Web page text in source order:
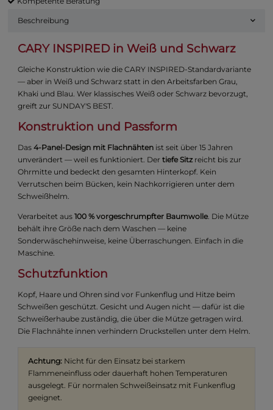
Beschreibung
CARY INSPIRED in Weiß und Schwarz
Gleiche Konstruktion wie die CARY INSPIRED-Standardvariante
— aber in Weiß und Schwarz statt in den Arbeitsfarben Grau,
Khaki und Blau. Wer klassisches Weiß oder Schwarz bevorzugt,
greift zur SUNDAY'S BEST.
Konstruktion und Passform
Das4-Panel-Design mit Flachnähten ist seit über 15 Jahren
unverändert — weil es funktioniert. Dertiefe Sitz reicht bis zur
Ohrmitte und bedeckt den gesamten Hinterkopf. Kein
Verrutschen beim Bücken, kein Nachkorrigieren unter dem
Schweißhelm.
Verarbeitet aus100 % vorgeschrumpfter Baumwolle. Die Mütze
behält ihre Größe nach dem Waschen — keine
Sonderwäschehinweise, keine Überraschungen. Einfach in die
Maschine.
Schutzfunktion
Kopf, Haare und Ohren sind vor Funkenflug und Hitze beim
Schweißen geschützt. Gesicht und Augen nicht — dafür ist die
Schweißerhaube zuständig, die über die Mütze getragen wird.
Die Flachnähte innen verhindern Druckstellen unter dem Helm.
Achtung: Nicht für den Einsatz bei starkem
Flammeneinfluss oder dauerhaft hohen Temperaturen
ausgelegt. Für normalen Schweißeinsatz mit Funkenflug
geeignet.